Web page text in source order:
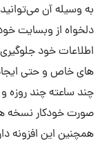
به وسیله آن
دلخواه از وبسایت
اطلاعات خود جلوگیری
های خاص و حتی
چند ساعته چند روزه
صورت خودکار نسخه
همچنین این افزونه